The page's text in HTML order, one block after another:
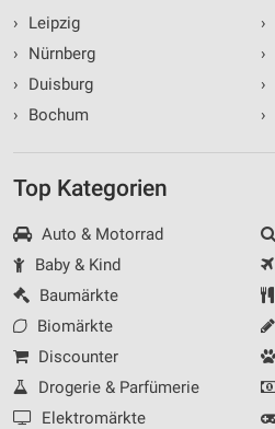
›
Leipzig
›
Nürnberg
›
Duisburg
›
Bochum
›
›
›
›
Top Kategorien
Auto & Motorrad
Baby & Kind
Baumärkte
Biomärkte
Discounter
Drogerie & Parfümerie
Elektromärkte